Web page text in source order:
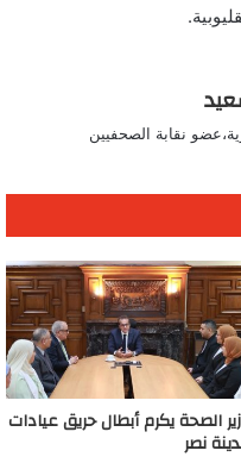
نقابة الصحفيين
الصحة يكرم أبطال حريق عيادات
نصر